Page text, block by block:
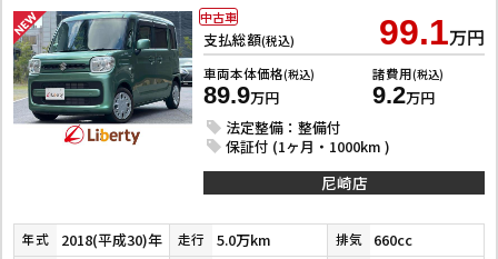
支払総額(税込) 99.1万円
車両本体価格(税込)
89.9万円
諸費用(税込)
9.2万円
法定整備：整備付
保証付 (1ヶ月・1000km )
中古車
尼崎店
年式 2018(平成30)年 走行 5.0万km 排気 660cc